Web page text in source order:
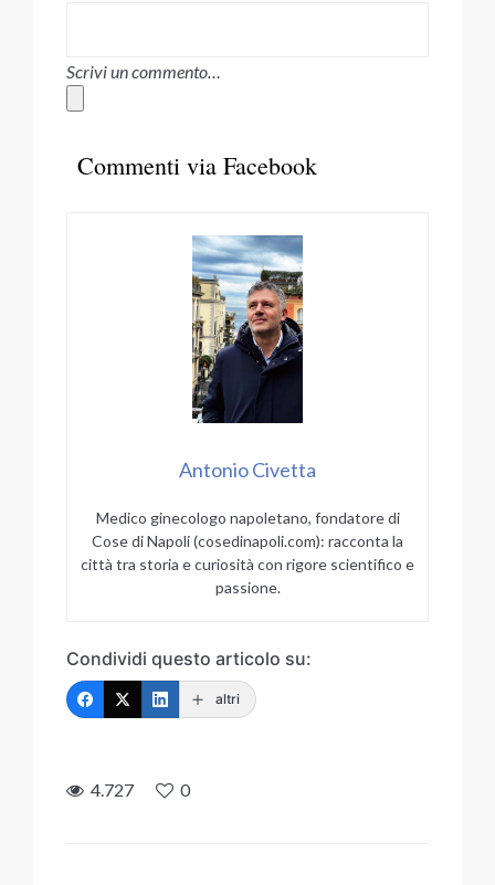
Scrivi un commento…
Commenti via Facebook
Antonio Civetta
Medico ginecologo napoletano, fondatore di
Cose di Napoli (cosedinapoli.com): racconta la
città tra storia e curiosità con rigore scientifico e
passione.
Condividi questo articolo su:
altri
4.727 0